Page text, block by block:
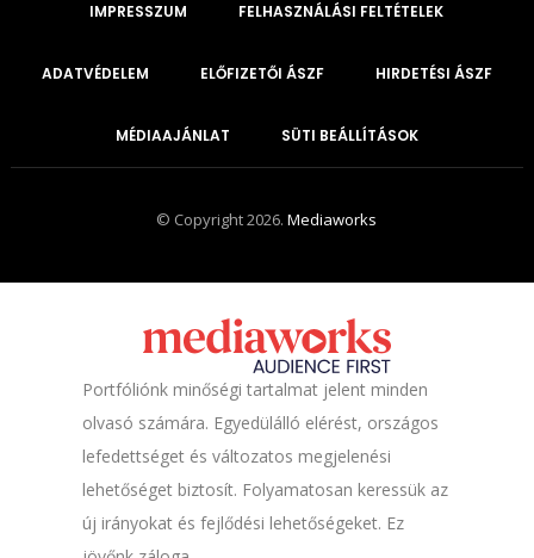
IMPRESSZUM FELHASZNÁLÁSI FELTÉTELEK
ADATVÉDELEM ELŐFIZETŐI ÁSZF HIRDETÉSI ÁSZF
MÉDIAAJÁNLAT SÜTI BEÁLLÍTÁSOK
© Copyright 2026.Mediaworks
Portfóliónk minőségi tartalmat jelent minden
olvasó számára. Egyedülálló elérést, országos
lefedettséget és változatos megjelenési
lehetőséget biztosít. Folyamatosan keressük az
új irányokat és fejlődési lehetőségeket. Ez